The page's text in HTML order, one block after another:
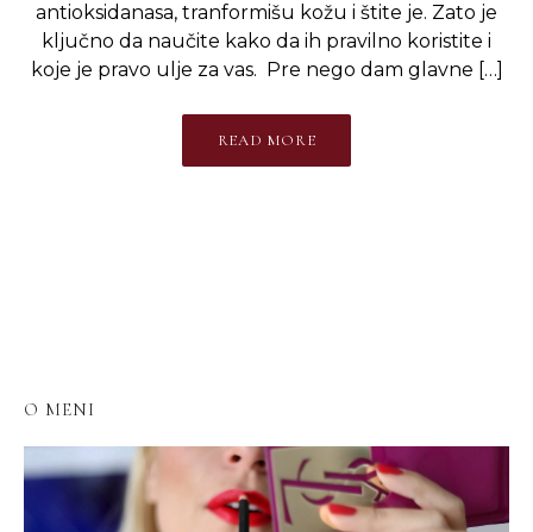
antioksidanasa, tranformišu kožu i štite je. Zato je
ključno da naučite kako da ih pravilno koristite i
koje je pravo ulje za vas. Pre nego dam glavne […]
READ MORE
O MENI